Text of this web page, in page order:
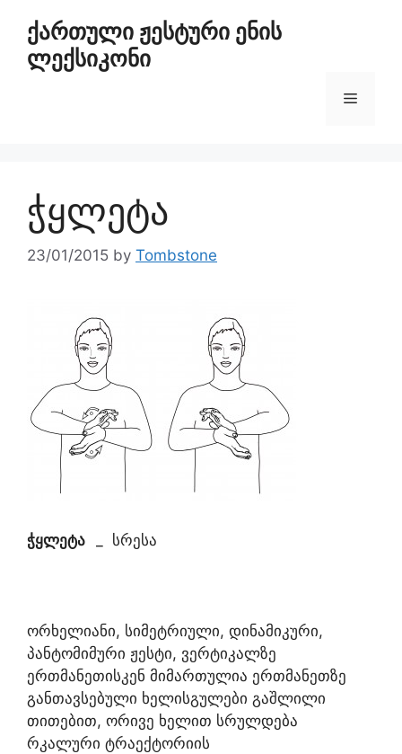
ქართული ჟესტური ენის
ლექსიკონი
ჭყლეტა
23/01/2015 by Tombstone
ჭყლეტა _ სრესა
ორხელიანი, სიმეტრიული, დინამიკური,
პანტომიმური ჟესტი, ვერტიკალზე
ერთმანეთისკენ მიმართულია ერთმანეთზე
განთავსებული ხელისგულები გაშლილი
თითებით, ორივე ხელით სრულდება
რკალური ტრაექტორიის